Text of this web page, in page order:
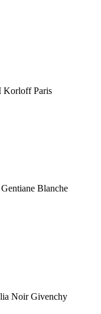
Korloff Paris
Blanche
Noir Givenchy